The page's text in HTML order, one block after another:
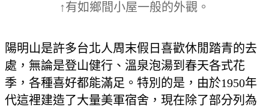
↑有如鄉間小屋一般的外觀。
陽明山是許多台北人周末假日喜歡休閒踏青的去
處，無論是登山健行、溫泉泡湯到春天各式花
季，各種喜好都能滿足。特別的是，由於1950年
代這裡建造了大量美軍宿舍，現在除了部分列為